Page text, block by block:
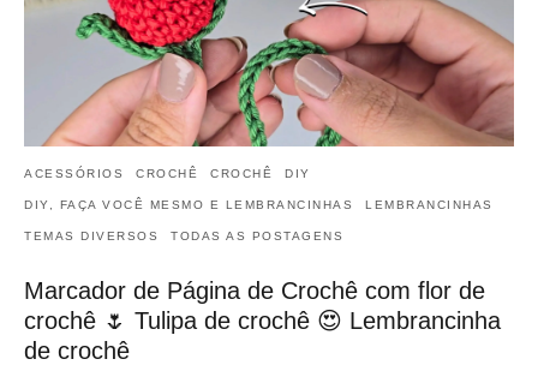
ACESSÓRIOS CROCHÊ CROCHÊ DIY
DIY, FAÇA VOCÊ MESMO E LEMBRANCINHAS LEMBRANCINHAS
TEMAS DIVERSOS TODAS AS POSTAGENS
Marcador de Página de Crochê com flor de
crochê 🌷 Tulipa de crochê 😍 Lembrancinha
de crochê